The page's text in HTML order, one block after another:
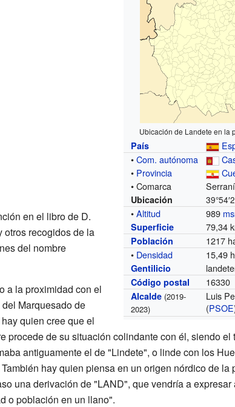
Ubicación de Landete en la
País
•Com. autónoma
• Provincia
• Comarca
Ubicación
•Altitud 989
Superficie 79,34
Población 1217
• Densidad 15,49
Gentilicio
Código postal 16330
Alcalde (2019-
2023)
Luis
(PSOE
en el libro de D.
otros recogidos de la
del nombre
a la proximidad con el
Marquesado de
quien cree que el
procede de su situación colindante con él, siendo el
antiguamente el de "Lindete", o linde con los
hay quien piensa en un origen nórdico de la
una derivación de "LAND", que vendría a
o población en un llano".